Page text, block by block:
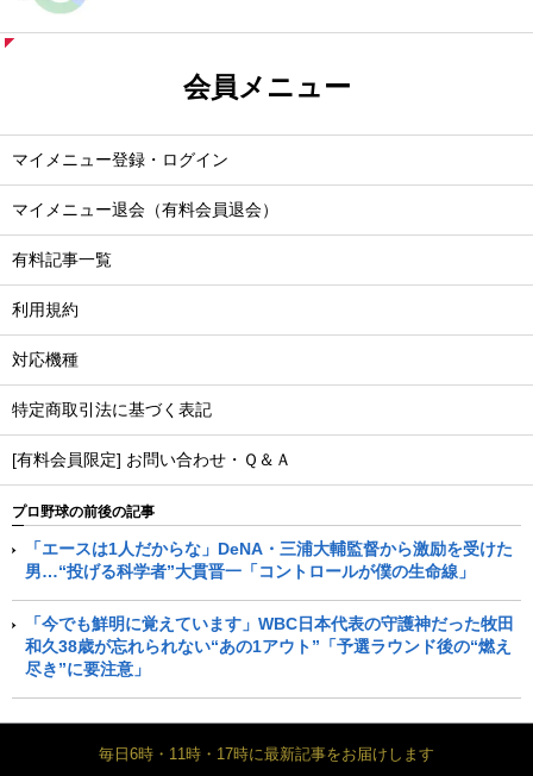
会員メニュー
マイメニュー登録・ログイン
マイメニュー退会（有料会員退会）
有料記事一覧
利用規約
対応機種
特定商取引法に基づく表記
[有料会員限定] お問い合わせ・Ｑ＆Ａ
プロ野球の前後の記事
「エースは1人だからな」DeNA・三浦大輔監督から激励を受けた
男…“投げる科学者”大貫晋一「コントロールが僕の生命線」
「今でも鮮明に覚えています」WBC日本代表の守護神だった牧田
和久38歳が忘れられない“あの1アウト”「予選ラウンド後の“燃え
尽き”に要注意」
毎日6時・11時・17時に最新記事をお届けします